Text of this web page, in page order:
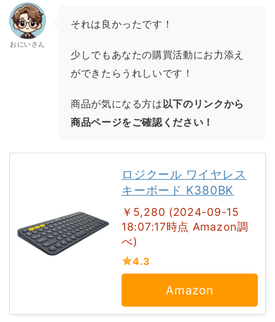
おにいさん
それは良かったです！
少しでもあなたの購買活動にお力添え
ができたらうれしいです！
商品が気になる方は以下のリンクから
商品ページをご確認ください！
ロジクール ワイヤレス
キーボード K380BK
￥5,280 (2024-09-15
18:07:17時点 Amazon調
べ)
4.3
Amazon